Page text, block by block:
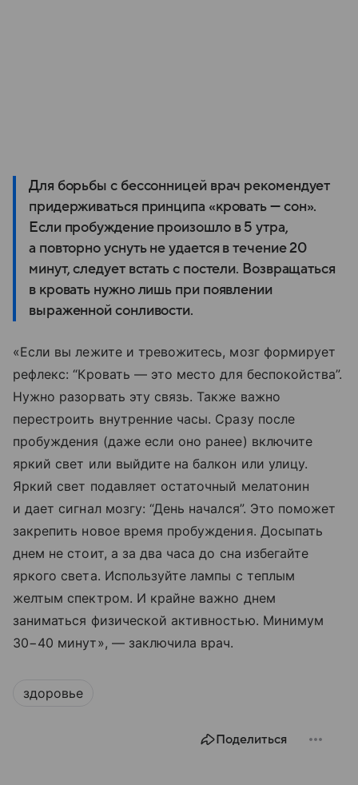
Для борьбы с бессонницей врач рекомендует
придерживаться принципа «кровать — сон».
Если пробуждение произошло в 5 утра,
а повторно уснуть не удается в течение 20
минут, следует встать с постели. Возвращаться
в кровать нужно лишь при появлении
выраженной сонливости.
«Если вы лежите и тревожитесь, мозг формирует
рефлекс: “Кровать — это место для беспокойства”.
Нужно разорвать эту связь. Также важно
перестроить внутренние часы. Сразу после
пробуждения (даже если оно ранее) включите
яркий свет или выйдите на балкон или улицу.
Яркий свет подавляет остаточный мелатонин
и дает сигнал мозгу: “День начался”. Это поможет
закрепить новое время пробуждения. Досыпать
днем не стоит, а за два часа до сна избегайте
яркого света. Используйте лампы с теплым
желтым спектром. И крайне важно днем
заниматься физической активностью. Минимум
30−40 минут», — заключила врач.
здоровье
Поделиться